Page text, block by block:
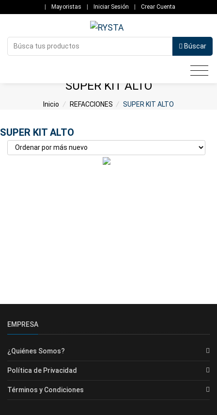
Mayoristas Iniciar Sesión Crear Cuenta
Búscar
SUPER KIT ALTO
Inicio / REFACCIONES / SUPER KIT ALTO
SUPER KIT ALTO
EMPRESA
¿Quiénes Somos?
Política de Privacidad
Términos y Condiciones